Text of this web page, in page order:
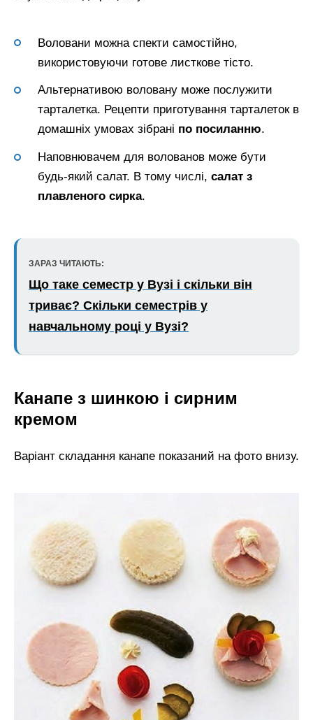
Воловани можна спекти самостійно,
використовуючи готове листкове тісто.
Альтернативою воловану може послужити
тарталетка. Рецепти приготування тарталеток в
домашніх умовах зібрані по посиланню.
Наповнювачем для волованов може бути
будь-який салат. В тому числі, салат з
плавленого сирка.
ЗАРАЗ ЧИТАЮТЬ:
Що таке семестр у Вузі і скільки він
триває? Скільки семестрів у
навчальному році у Вузі?
Канапе з шинкою і сирним
кремом
Варіант складання канапе показаний на фото внизу.